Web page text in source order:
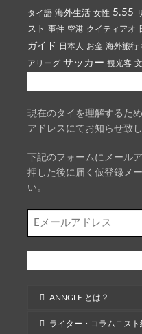
タイ語 海外生活 女性 5.55
スト 事件 空港 クイティアオ
ガイド
日本人 お金 海外旅行
アリーグ サッカー 観光客
現在のタイを理解するた
アドレスにてお知らせ致し
下記のフォームにメール
押した後に届く仮登録メ
い。
ANNGLE とは？
ライター・コラムニスト